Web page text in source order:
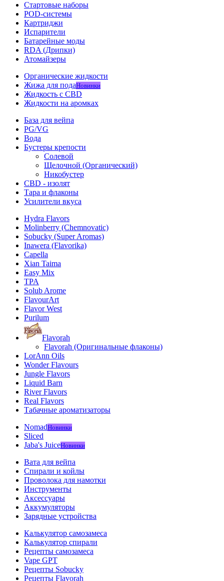
Стартовые наборы
POD-системы
Картриджи
Испарители
Батарейные моды
RDA (Дрипки)
Атомайзеры
Органические жидкости
Жижа для подаНовинки
Жидкость с CBD
Жидкости на аромках
База для вейпа
PG/VG
Вода
Бустеры крепости
Солевой
Щелочной (Органический)
Никобустер
CBD - изолят
Тара и флаконы
Усилители вкуса
Hydra Flavors
Molinberry (Chemnovatic)
Sobucky (Super Aromas)
Inawera (Flavorika)
Capella
Xian Taima
Easy Mix
TPA
Solub Arome
FlavourArt
Flavor West
Purilum
Flavorah
Flavorah (Оригинальные флаконы)
LorAnn Oils
Wonder Flavours
Jungle Flavors
Liquid Barn
River Flavors
Real Flavors
Табачные ароматизаторы
NomadНовинки
Sliced
Jaba's JuiceНовинки
Вата для вейпа
Спирали и койлы
Проволока для намотки
Инструменты
Аксесcуары
Аккумуляторы
Зарядные устройства
Калькулятор самозамеса
Калькулятор спирали
Рецепты самозамеса
Vape GPT
Рецепты Sobucky
Рецепты Flavorah